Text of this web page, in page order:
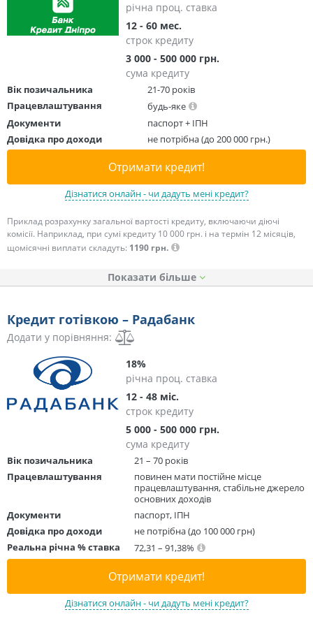
річна проц. ставка
12 - 60 мес.
строк кредиту
3 000 - 500 000 грн.
сума кредиту
Вік позичальника
21-70 років
Працевлаштування
будь-яке
Документи
паспорт + ІПН
Довідка про доходи
не потрібна (до 200 000 грн.)
Отримати кредит!
Дізнатися онлайн - чи дадуть мені кредит?
Приклад розрахунку загальної вартості кредиту, включаючи діючі
комісії. Наприклад, при сумі кредиту 10 000 грн. і на термін 12 місяців,
щомісячні виплати складуть: 1190 грн.
Показати
Кредит готівкою – Радабанк
Додати у порівняння:
18%
річна проц. ставка
12 - 48 міс.
строк кредиту
5 000 - 500 000 грн.
сума кредиту
Вік позичальника
21 – 70 років
Працевлаштування
повинен мати постійне місце
працевлаштування, стабільне джерело
основних доходів
Документи
паспорт, ІПН
Довідка про доходи
не потрібна (до 100 000 грн)
Реальна річна % ставка
72,31 – 91,38%
Отримати кредит!
Дізнатися онлайн - чи дадуть мені кредит?